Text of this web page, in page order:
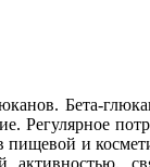
Бета-
Регулярное
пищевой и